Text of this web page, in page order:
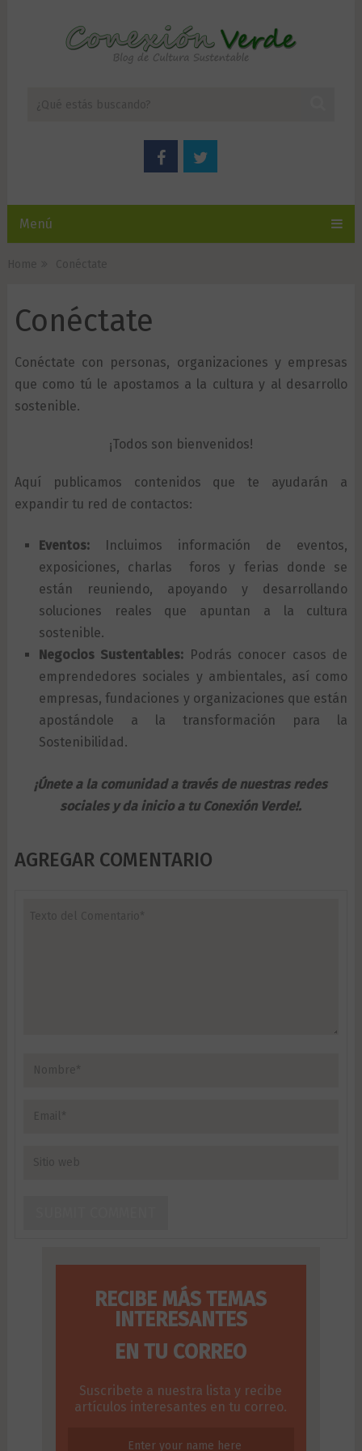
Menú
Conéctate
Conéctate con personas, organizaciones y empresas
que como tú le apostamos a la cultura y al desarrollo
sostenible.
¡Todos son bienvenidos!
Aquí publicamos contenidos que te ayudarán a
expandir tu red de contactos:
Eventos:Incluimos información de eventos,
exposiciones, charlas foros y ferias donde se
están reuniendo, apoyando y desarrollando
soluciones reales que apuntan a la cultura
sostenible.
Negocios Sustentables: Podrás conocer casos de
emprendedores sociales y ambientales, así como
empresas, fundaciones y organizaciones que están
apostándole a la transformación para la
Sostenibilidad.
¡Únete a la comunidad a través de nuestras redes
sociales y da inicio a tu Conexión Verde!.
AGREGAR COMENTARIO
RECIBE MÁS TEMAS
INTERESANTES
EN TU CORREO
Suscribete a nuestra lista y recibe
artículos interesantes en tu correo.